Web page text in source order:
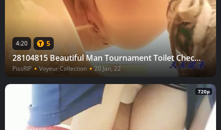
4:20 5
28104815 Beautiful Man Tournament Toilet Check vol.27
PissRIP Voyeur Collection 20 Jan, 22
720p